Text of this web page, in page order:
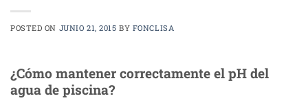
POSTED ON JUNIO 21, 2015 BY FONCLISA
¿Cómo mantener correctamente el pH del
agua de piscina?